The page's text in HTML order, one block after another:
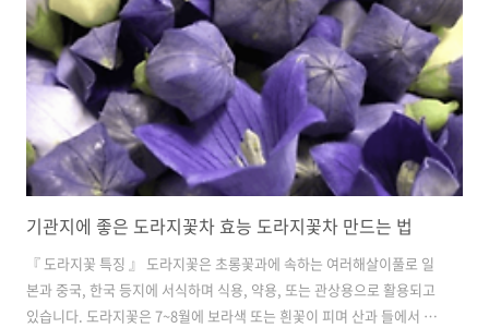
기관지에 좋은 도라지꽃차 효능 도라지꽃차 만드는 법
『 도라지꽃 특징 』 도라지꽃은 초롱꽃과에 속하는 여러해살이풀로 일
본과 중국, 한국 등지에 서식하며 식용, 약용, 또는 관상용으로 활용되고
있습니다. 도라지꽃은 7~8월에 보라색 또는 흰꽃이 피며 산과 들에서 흔